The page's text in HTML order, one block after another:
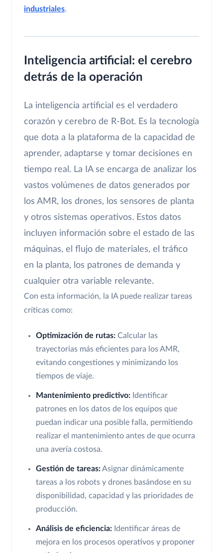
industriales.
Inteligencia artificial: el cerebro
detrás de la operación
La inteligencia artificial es el verdadero
corazón y cerebro de R-Bot. Es la tecnología
que dota a la plataforma de la capacidad de
aprender, adaptarse y tomar decisiones en
tiempo real. La IA se encarga de analizar los
vastos volúmenes de datos generados por
los AMR, los drones, los sensores de planta
y otros sistemas operativos. Estos datos
incluyen información sobre el estado de las
máquinas, el flujo de materiales, el tráfico
en la planta, los patrones de demanda y
cualquier otra variable relevante.
Con esta información, la IA puede realizar tareas
críticas como:
Optimización de rutas: Calcular las
trayectorias más eficientes para los AMR,
evitando congestiones y minimizando los
tiempos de viaje.
Mantenimiento predictivo: Identificar
patrones en los datos de los equipos que
puedan indicar una posible falla, permitiendo
realizar el mantenimiento antes de que ocurra
una avería costosa.
Gestión de tareas:Asignar dinámicamente
tareas a los robots y drones basándose en su
disponibilidad, capacidad y las prioridades de
producción.
Análisis de eficiencia: Identificar áreas de
mejora en los procesos operativos y proponer